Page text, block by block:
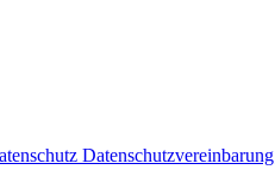
Datenschutzvereinbarung